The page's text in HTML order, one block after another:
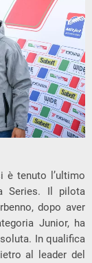
è tenuto l’ultimo
Series. Il pilota
dopo aver
Junior, ha
In qualifica
al leader del